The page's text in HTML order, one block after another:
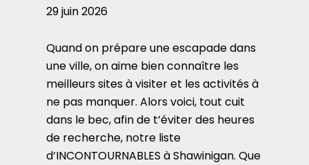
29 juin 2026
Quand on prépare une escapade dans
une ville, on aime bien connaître les
meilleurs sites à visiter et les activités à
ne pas manquer. Alors voici, tout cuit
dans le bec, afin de t’éviter des heures
de recherche, notre liste
d’INCONTOURNABLES à Shawinigan. Que